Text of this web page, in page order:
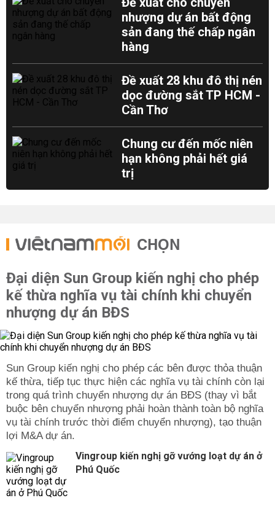
nhượng dự án bất động
sản đang thế chấp ngân
hàng
Đề xuất 28 khu đô thị nén
dọc đường sắt TP HCM -
Cần Thơ
Chung cư đến mốc niên
hạn không phải hết giá
trị
CHỌN
Đại diện Sun Group kiến nghị cho phép
kế thừa nghĩa vụ tài chính khi chuyển
nhượng dự án BĐS
Sun Group kiến nghị cho phép các bên được thỏa thuận
kế thừa, tiếp tục thực hiện các nghĩa vụ tài chính còn lại
trong quá trình chuyển nhượng dự án BĐS (thay vì bắt
buộc bên chuyển nhượng phải hoàn thành toàn bộ nghĩa
vụ tài chính trước thời điểm chuyển nhượng), tạo thuận
lợi M&A dự án.
Vingroup kiến nghị gỡ vướng loạt dự án ở
Phú Quốc